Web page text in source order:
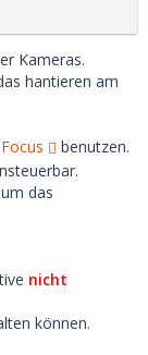
Kameras.
hantieren am
benutzen.
das
nicht
können.